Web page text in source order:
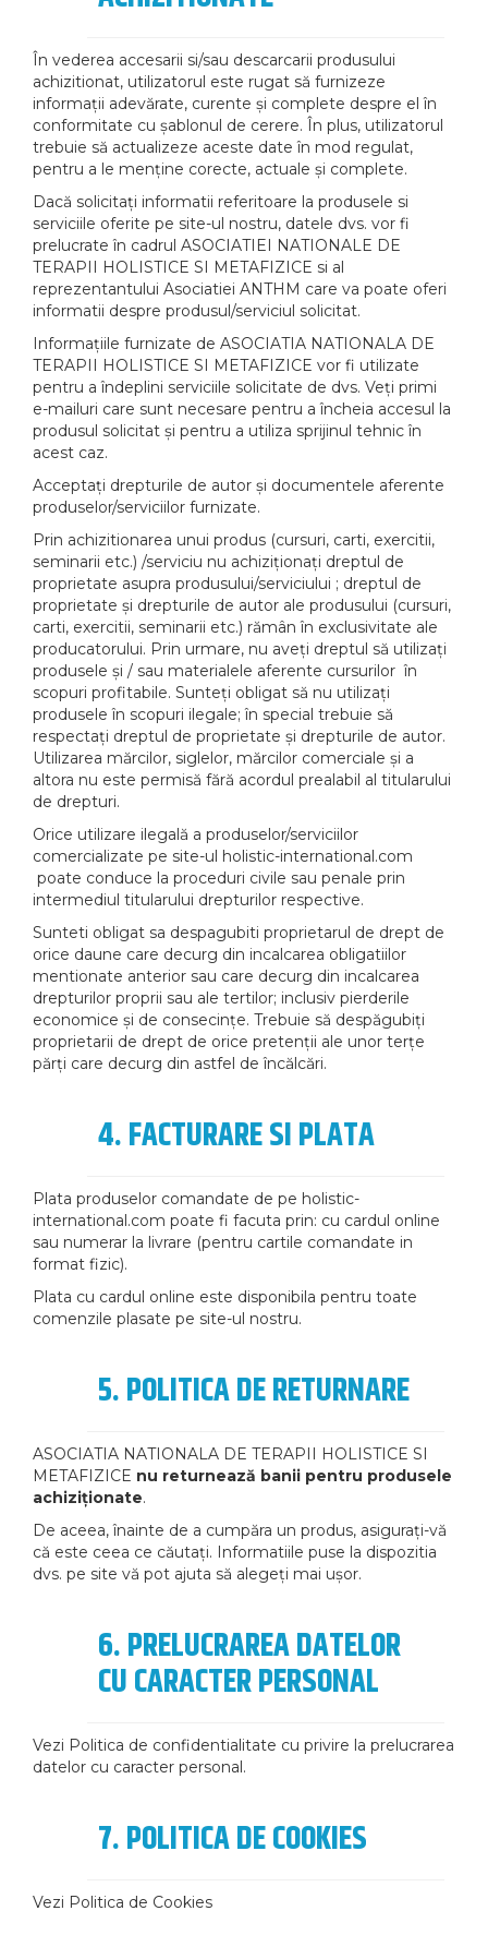
În vederea accesarii si/sau descarcarii produsului
achizitionat, utilizatorul este rugat să furnizeze
informații adevărate, curente și complete despre el în
conformitate cu șablonul de cerere. În plus, utilizatorul
trebuie să actualizeze aceste date în mod regulat,
pentru a le menține corecte, actuale și complete.
Dacă solicitați informatii referitoare la produsele si
serviciile oferite pe site-ul nostru, datele dvs. vor fi
prelucrate în cadrul ASOCIATIEI NATIONALE DE
TERAPII HOLISTICE SI METAFIZICE si al
reprezentantului Asociatiei ANTHM care va poate oferi
informatii despre produsul/serviciul solicitat.
Informațiile furnizate de ASOCIATIA NATIONALA DE
TERAPII HOLISTICE SI METAFIZICE vor fi utilizate
pentru a îndeplini serviciile solicitate de dvs. Veți primi
e-mailuri care sunt necesare pentru a încheia accesul la
produsul solicitat și pentru a utiliza sprijinul tehnic în
acest caz.
Acceptați drepturile de autor și documentele aferente
produselor/serviciilor furnizate.
Prin achizitionarea unui produs (cursuri, carti, exercitii,
seminarii etc.) /serviciu nu achiziționați dreptul de
proprietate asupra produsului/serviciului ; dreptul de
proprietate și drepturile de autor ale produsului (cursuri,
carti, exercitii, seminarii etc.) rămân în exclusivitate ale
producatorului. Prin urmare, nu aveți dreptul să utilizați
produsele și / sau materialele aferente cursurilor în
scopuri profitabile. Sunteți obligat să nu utilizați
produsele în scopuri ilegale; în special trebuie să
respectați dreptul de proprietate și drepturile de autor.
Utilizarea mărcilor, siglelor, mărcilor comerciale și a
altora nu este permisă fără acordul prealabil al titularului
de drepturi.
Orice utilizare ilegală a produselor/serviciilor
comercializate pe site-ul holistic-international.com
poate conduce la proceduri civile sau penale prin
intermediul titularului drepturilor respective.
Sunteti obligat sa despagubiti proprietarul de drept de
orice daune care decurg din incalcarea obligatiilor
mentionate anterior sau care decurg din incalcarea
drepturilor proprii sau ale tertilor; inclusiv pierderile
economice și de consecințe. Trebuie să despăgubiți
proprietarii de drept de orice pretenții ale unor terțe
părți care decurg din astfel de încălcări.
4. FACTURARE SI PLATA
Plata produselor comandate de pe holistic-
international.com poate fi facuta prin: cu cardul online
sau numerar la livrare (pentru cartile comandate in
format fizic).
Plata cu cardul online este disponibila pentru toate
comenzile plasate pe site-ul nostru.
5. POLITICA DE RETURNARE
ASOCIATIA NATIONALA DE TERAPII HOLISTICE SI
METAFIZICE nu returnează banii pentru produsele
achiziționate.
De aceea, înainte de a cumpăra un produs, asigurați-vă
că este ceea ce căutați. Informatiile puse la dispozitia
dvs. pe site vă pot ajuta să alegeți mai ușor.
6.PRELUCRAREA DATELOR
CU CARACTER PERSONAL
Vezi Politica de confidentialitate cu privire la prelucrarea
datelor cu caracter personal.
7.POLITICA DE COOKIES
Vezi Politica de Cookies